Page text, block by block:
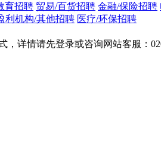
育招聘 贸易/百货招聘 金融/保险招聘
利机构/其他招聘 医疗/环保招聘
，详情请先登录或咨询网站客服：